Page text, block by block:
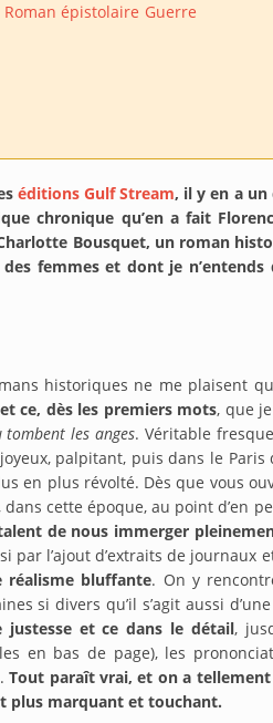
Roman épistolaire Guerre
éditions Gulf Stream, il y en a
chronique qu’en a fait
Bousquet, un roman
femmes et dont je n’entends
historiques ne me plaisent
ce, dès les premiers mots, que
tombent les anges. Véritable
palpitant, puis dans le Paris
en plus révolté. Dès que vous
cette époque, au point d’en
de nous immerger
par l’ajout d’extraits de journaux
réalisme bluffante. On y
si divers qu’il s’agit aussi
et ce dans le détail,
en bas de page), les
Tout paraît vrai, et on a
plus marquant et touchant.